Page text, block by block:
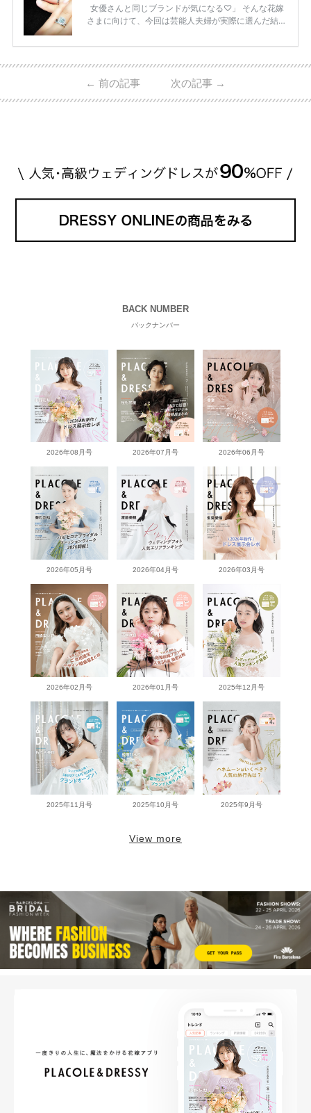
女優さんと同じブランドが気になる♡」 そんな花嫁
さまに向けて、今回は芸能人夫婦が実際に選んだ結婚
ーウィンストンやカルティエ、ティファニーなど世界
日本で人気のブランドまで幅広くご紹介。 さらに、
・愛用している芸能人夫婦 ・リングの特徴や魅力 ・
← 前の記事 次の記事 →
BACK NUMBER
バックナンバー
2026年08月号 2026年07月号 2026年06月号
2026年05月号 2026年04月号 2026年03月号
2026年02月号 2026年01月号 2025年12月号
2025年11月号 2025年10月号 2025年9月号
View more